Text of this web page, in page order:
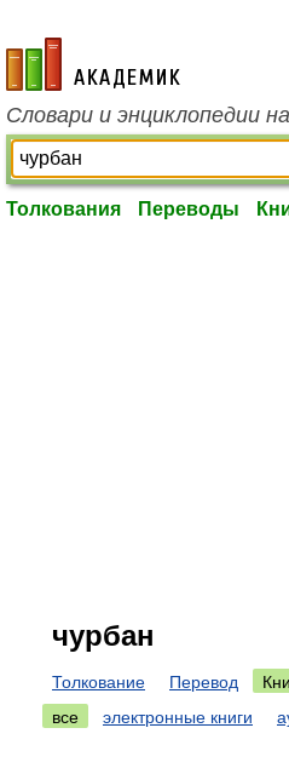
academic.ru
Словари и энциклопедии
Толкования Переводы
чурбан
Толкование Перевод
все
электронные книги